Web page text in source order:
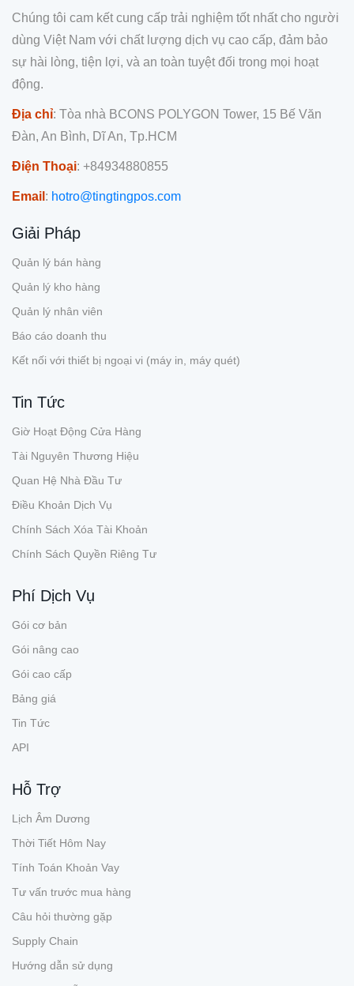
Chúng tôi cam kết cung cấp trải nghiệm tốt nhất cho người
dùng Việt Nam với chất lượng dịch vụ cao cấp, đảm bảo
sự hài lòng, tiện lợi, và an toàn tuyệt đối trong mọi hoạt
động.
Địa chỉ: Tòa nhà BCONS POLYGON Tower, 15 Bế Văn
Đàn, An Bình, Dĩ An, Tp.HCM
Điện Thoại: +84934880855
Email : hotro@tingtingpos.com
Giải Pháp
Quản lý bán hàng
Quản lý kho hàng
Quản lý nhân viên
Báo cáo doanh thu
Kết nối với thiết bị ngoại vi (máy in, máy quét)
Tin Tức
Giờ Hoạt Động Cửa Hàng
Tài Nguyên Thương Hiệu
Quan Hệ Nhà Đầu Tư
Điều Khoản Dịch Vụ
Chính Sách Xóa Tài Khoản
Chính Sách Quyền Riêng Tư
Phí Dịch Vụ
Gói cơ bản
Gói nâng cao
Gói cao cấp
Bảng giá
Tin Tức
API
Hỗ Trợ
Lịch Âm Dương
Thời Tiết Hôm Nay
Tính Toán Khoản Vay
Tư vấn trước mua hàng
Câu hỏi thường gặp
Supply Chain
Hướng dẫn sử dụng